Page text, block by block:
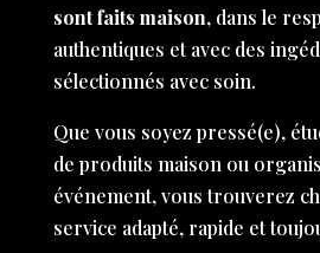
sont faits maison, dans le
authentiques et avec des
sélectionnés avec soin.
Que vous soyez pressé(e),
de produits maison ou
événement, vous trouverez
service adapté, rapide et